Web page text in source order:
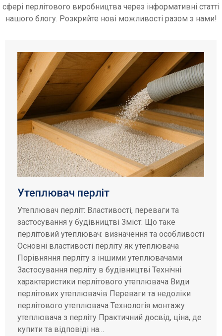
сфері перлітового виробництва через інформативні статті
нашого блогу. Розкрийте нові можливості разом з нами!
Утеплювач перліт
Утеплювач перліт: Властивості, переваги та
застосування у будівництві Зміст: Що таке
перлітовий утеплювач: визначення та особливості
Основні властивості перліту як утеплювача
Порівняння перліту з іншими утеплювачами
Застосування перліту в будівництві Технічні
характеристики перлітового утеплювача Види
перлітових утеплювачів Переваги та недоліки
перлітового утеплювача Технологія монтажу
утеплювача з перліту Практичний досвід, ціна, де
купити та відповіді на…